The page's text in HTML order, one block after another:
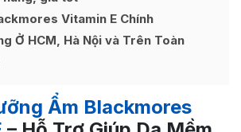
Vitamin E Chính
Ở HCM, Hà Nội và Trên Toàn
Ẩm Blackmores